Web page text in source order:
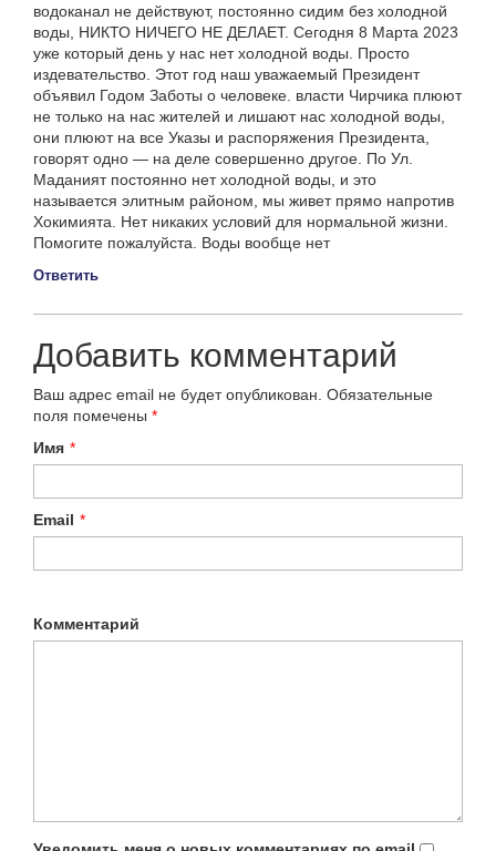
водоканал не действуют, постоянно сидим без холодной
воды, НИКТО НИЧЕГО НЕ ДЕЛАЕТ. Сегодня 8 Марта 2023
уже который день у нас нет холодной воды. Просто
издевательство. Этот год наш уважаемый Президент
объявил Годом Заботы о человеке. власти Чирчика плюют
не только на нас жителей и лишают нас холодной воды,
они плюют на все Указы и распоряжения Президента,
говорят одно — на деле совершенно другое. По Ул.
Маданият постоянно нет холодной воды, и это
называется элитным районом, мы живет прямо напротив
Хокимията. Нет никаких условий для нормальной жизни.
Помогите пожалуйста. Воды вообще нет
Ответить
Добавить комментарий
Ваш адрес email не будет опубликован. Обязательные
поля помечены *
Имя *
Email *
Комментарий